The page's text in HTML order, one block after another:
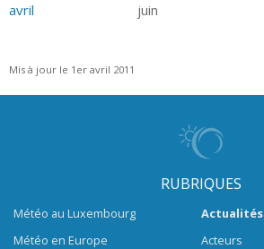
avril juin
Mis à jour le 1er avril 2011
RUBRIQUES
Météo au Luxembourg
Météo en Europe
Actualités
Acteurs